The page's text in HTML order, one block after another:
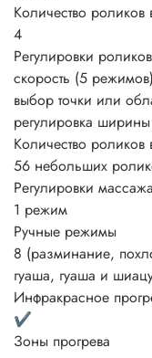
Количество
4
Регулировки
скорость (5
выбор точки или
регулировка ширины
Количество
56 небольших
Регулировки
1 режим
Ручные режимы
8 (разминание,
гуаша, гуаша и
Инфракрасное
✔
Зоны прогрева